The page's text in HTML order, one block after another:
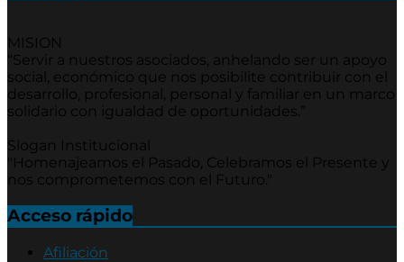
MISION
“Servir a nuestros asociados, anhelando ser un apoyo
social, económico que nos posibilite contribuir con el
desarrollo, profesional, personal y familiar en un marco
solidario con igualdad de oportunidades.”
Slogan Institucional
"Homenajeamos el Pasado, Celebramos el Presente y
nos comprometemos con el Futuro."
Acceso rápido
Afiliación